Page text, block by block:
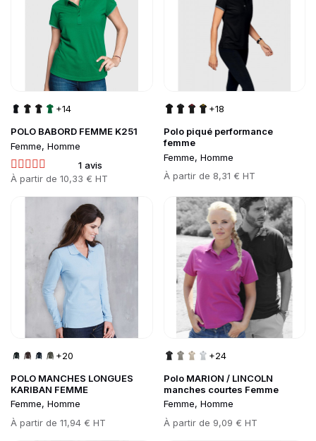
POLO BABORD FEMME K251
Femme, Homme
1 avis
Prix
À partir de 10,33 € HT
+14
Polo piqué performance
femme
Femme, Homme
Prix
À partir de 8,31 € HT
+18
POLO MANCHES LONGUES
KARIBAN FEMME
Femme, Homme
Prix
À partir de 11,94 € HT
+20
Go to product page
Polo MARION / LINCOLN
manches courtes Femme
Femme, Homme
Prix
À partir de 9,09 € HT
+24
Go to product page